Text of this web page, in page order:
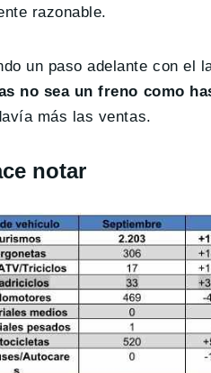
razonable.
un paso adelante con
no sea un freno como
más las ventas.
notar